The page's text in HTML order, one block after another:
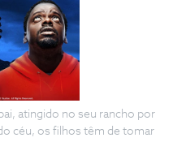
atingido no seu rancho por
céu, os filhos têm de tomar